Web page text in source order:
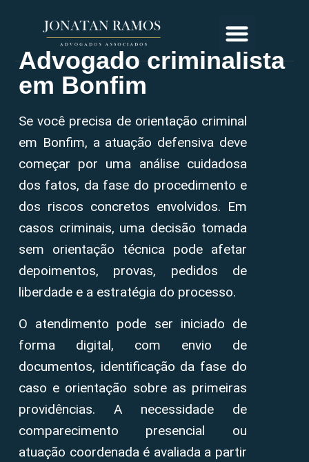
Advogado criminalista
em Bonfim
Se você precisa de orientação criminal
em Bonfim, a atuação defensiva deve
começar por uma análise cuidadosa
dos fatos, da fase do procedimento e
dos riscos concretos envolvidos. Em
casos criminais, uma decisão tomada
sem orientação técnica pode afetar
depoimentos, provas, pedidos de
liberdade e a estratégia do processo.
O atendimento pode ser iniciado de
forma digital, com envio de
documentos, identificação da fase do
caso e orientação sobre as primeiras
providências. A necessidade de
comparecimento presencial ou
atuação coordenada é avaliada a partir